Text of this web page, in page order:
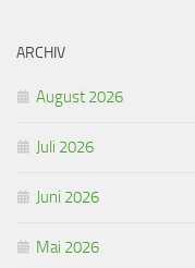
ARCHIV
August 2026
Juli 2026
Juni 2026
Mai 2026